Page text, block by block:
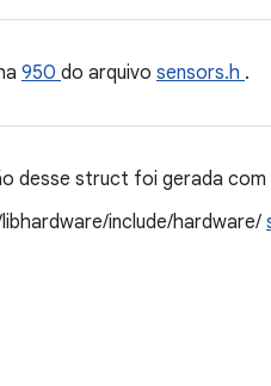
950 do arquivo sensors.h .
desse struct foi gerada com
include/hardware/